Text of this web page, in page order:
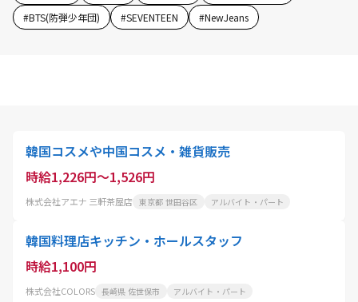
#BTS(防弾少年団) #SEVENTEEN #NewJeans
韓国コスメや中国コスメ・雑貨販売
時給1,226円～1,526円
株式会社アエナ 三軒茶屋店 東京都 世田谷区 アルバイト・パート
韓国料理店キッチン・ホールスタッフ
時給1,100円
株式会社COLORS 長崎県 佐世保市 アルバイト・パート